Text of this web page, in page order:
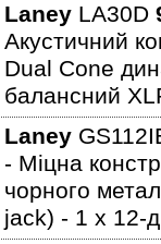
Laney LA30D
Акустичний
Dual Cone
балансний
Laney
- Міцна
чорного
jack) - 1 x 12-